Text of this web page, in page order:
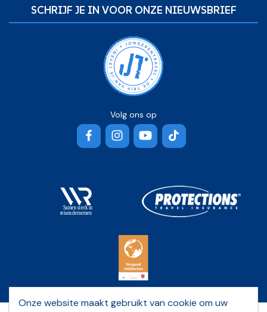
SCHRIJF JE IN VOOR ONZE NIEUWSBRIEF
Volg ons op
FacebookInstagramYouTubeTikTok
Onze website maakt gebruikt van cookie om uw